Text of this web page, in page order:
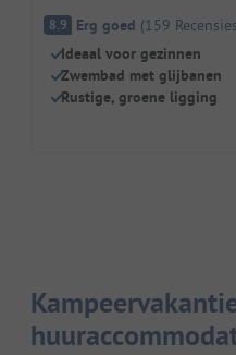
8.9 Erg goed (159 Recensies
Ideaal voor gezinnen
Zwembad met glijbanen
Rustige, groene ligging